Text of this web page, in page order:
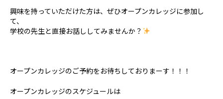
興味を持っていただけた方は、ぜひオープンカレッジに参加し
て、
学校の先生と直接お話ししてみませんか？
オープンカレッジのご予約をお待ちしておりまーす！！！
オープンカレッジのスケジュールは